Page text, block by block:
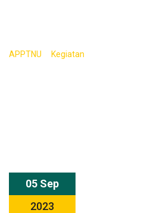
APPTNU Kegiatan
05 Sep
2023